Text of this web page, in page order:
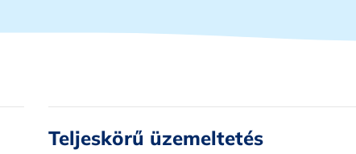
Teljeskörű üzemeltetés